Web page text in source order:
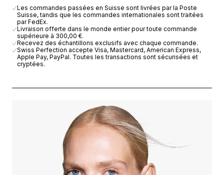
Retirer le capuchon et insérer le compte-goutte dans l’ampoule.
Utiliser le compte-goutte pour appliquer le produit sur le
Les commandes passées en Suisse sont livrées par la Poste
Suisse, tandis que les commandes internationales sont traitées
par FedEx.
Livraison offerte dans le monde entier pour toute commande
supérieure à 300,00 €.
Recevez des échantillons exclusifs avec chaque commande.
Swiss Perfection accepte Visa, Mastercard, American Express,
Apple Pay, PayPal. Toutes les transactions sont sécurisées et
cryptées.